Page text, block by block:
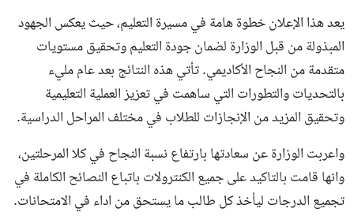
يعد هذا الإعلان خطوة هامة في مسيرة التعليم، حيث يعكس الجهود
المبذولة من قبل الوزارة لضمان جودة التعليم وتحقيق مستويات
متقدمة من النجاح الأكاديمي. تأتي هذه النتائج بعد عام مليء
بالتحديات والتطورات التي ساهمت في تعزيز العملية التعليمية
وتحقيق المزيد من الإنجازات للطلاب في مختلف المراحل الدراسية.
واعربت الوزارة عن سعادتها بارتفاع نسبة النجاح في كلا المرحلتين،
وانها قامت بالتاكيد على جميع الكنترولات باتباع النصائح الكاملة في
تجميع الدرجات ليأخذ كل طالب ما يستحق من اداء في الامتحانات.